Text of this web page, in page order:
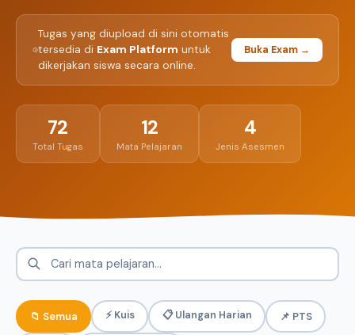
hari ini 50+ guru kontributor
Tugas yang diupload di sini otomatis
tersedia di Exam Platform untuk
dikerjakan siswa secara online.
Buka Exam →
72
Total Tugas
12
Mata Pelajaran
4
Jenis Asesmen
📁 Semua ⚡ Kuis 📋 Ulangan Harian 📌 PTS